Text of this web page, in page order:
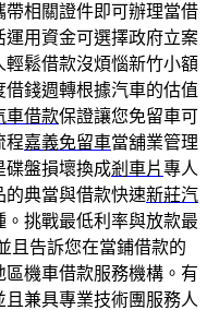
相關證件即可辦理當借
運用資金可選擇政府立案
輕鬆借款沒煩惱新竹小額
借錢週轉根據汽車的估值
車借款保證讓您免留車可
程嘉義免留車當舖業管理
碟盤損壞換成剎車片專人
的典當與借款快速新莊汽
挑戰最低利率與放款最
且告訴您在當鋪借款的
區機車借款服務機構。有
且兼具專業技術團服務人